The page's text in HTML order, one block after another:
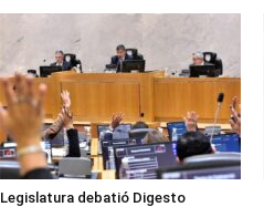
Legislatura debatió Digesto